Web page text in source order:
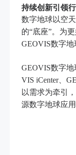
持续创新引领
数字地球以空
的“底座”。为
GEOVIS数字地
GEOVIS数字地
VIS iCenter、
以需求为牵引
源数字地球应用